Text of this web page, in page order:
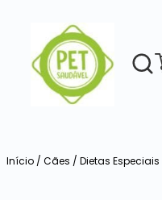
Início / Cães / Dietas Especiais